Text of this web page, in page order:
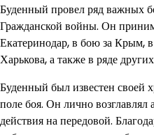
Буденный провел ряд важных
Гражданской войны. Он
Екатеринодар, в бою за Крым,
Харькова, а также в ряде
Буденный был известен своей
поле боя. Он лично
действия на передовой.